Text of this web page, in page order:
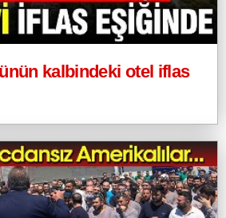
kalbindeki otel iflas